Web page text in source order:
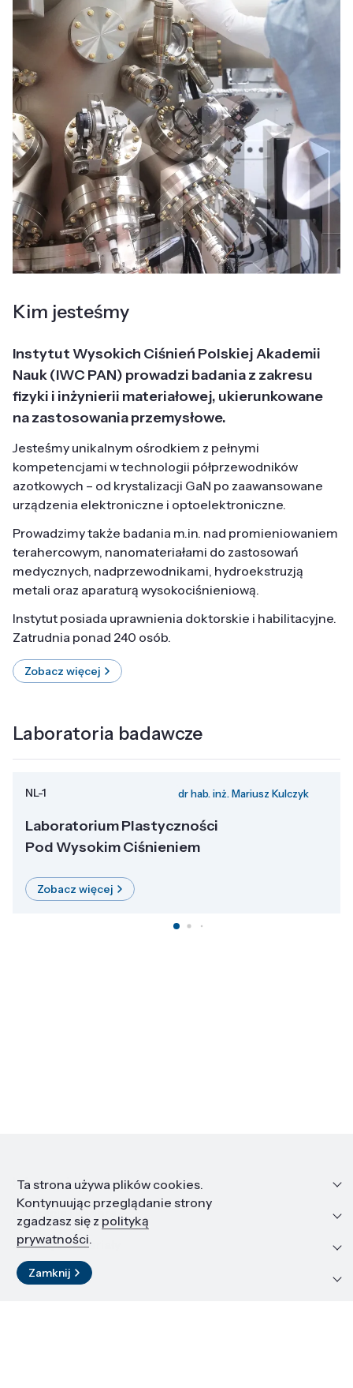
Kim jesteśmy
Instytut Wysokich Ciśnień Polskiej Akademii
Nauk (IWC PAN) prowadzi badania z zakresu
fizyki i inżynierii materiałowej, ukierunkowane
na zastosowania przemysłowe.
Jesteśmy unikalnym ośrodkiem z pełnymi
kompetencjami w technologii półprzewodników
azotkowych – od krystalizacji GaN po zaawansowane
urządzenia elektroniczne i optoelektroniczne.
Prowadzimy także badania m.in. nad promieniowaniem
terahercowym, nanomateriałami do zastosowań
medycznych, nadprzewodnikami, hydroekstruzją
metali oraz aparaturą wysokociśnieniową.
Instytut posiada uprawnienia doktorskie i habilitacyjne.
Zatrudnia ponad 240 osób.
Zobacz więcej
Laboratoria badawcze
NL-1 dr hab. inż. Mariusz Kulczyk
Laboratorium Plastyczności
Pod Wysokim Ciśnieniem
Zobacz więcej
Informacje
Edukacja i kariera
Zasoby i materiały
Kontakt
Ta strona używa plików cookies.
Kontynuując przeglądanie strony
zgadzasz się z polityką
prywatności.
Zamknij